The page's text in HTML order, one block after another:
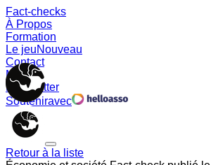
Fact-checks
À Propos
Formation
Le jeuNouveau
Contact
Memes
Newsletter
Souteniravec
Retour à la liste